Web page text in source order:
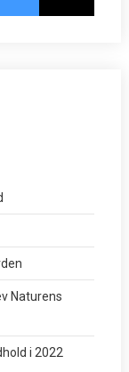
Naturens
i 2022